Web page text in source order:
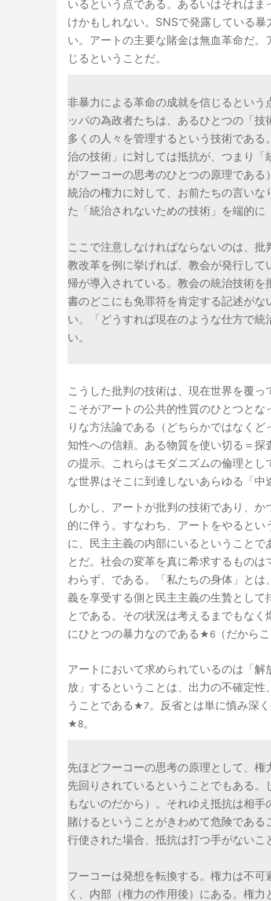
いるという点である。あるいはそれは
けかもしれない。SNSで発露している
い。アートの主要な賭金は無血革命だ
じるということだ。
非暴力による革命の成就を信じるとい
ッパの為政者たちは、あるひとつの「
多くの人々を管理するという技術であ
治の技術」に対しては抵抗が、つまり
がフーコーの思考のひとつの原理であ
統治の権力に対して、お前たちの言い
た「統治されないための技術」を端的に
ここで注意しなければならないのは、
教改革を例に挙げれば、教会が発行し
帰が導入されている。教会の統治技術
書のどこにも免罪符を肯定する記述が
い。「どうすれば現在のような仕方で
い。
こうした批判の技術は、現在世界を覆
こそがアートの公共的性質のひとつと
りな方法論である（どちらかではなく
知性への信頼。ある物質を使い切る＝
の提示。これらはモダニズムの倫理と
な世界はそこに到達しないあらゆる「中
しかし、アートが批判の技術であり、
的に伴う。すなわち、アートをやると
に、民主主義の内部にいるということ
とだ。社会の変革を真に希求するもの
わらず、である。「私たちの身体」と
義を享受する側と民主主義の生贄として
とである。その状況は考えるまでもな
にひとつの暴力なのである ★6 （だから
アートにおいて求められているのは「
放」するということは、出力の不確定
うことである ★7 。反省とは単に慎み深
★8。
先ほどフーコーの思考の原理として、
先回りされているということでもある
もないのだから）。それゆえ抵抗は相
賭けるということがきわめて危険であ
行使された場合、抵抗は打つ手がないこ
フーコーは発想を転換する。権力は不
く、内部（権力の作用後）にある。権